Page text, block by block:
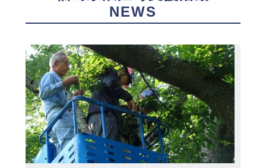
NEWS